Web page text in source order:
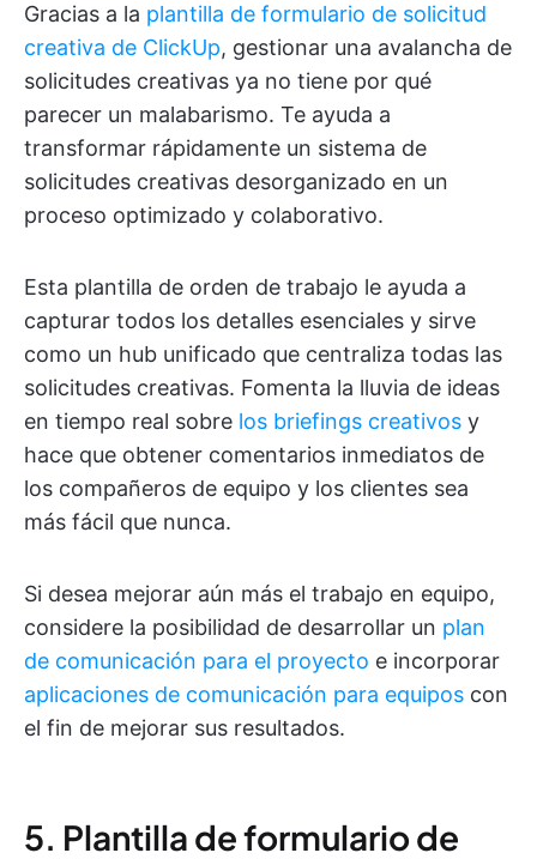
Gracias a la plantilla de formulario de solicitud
creativa de ClickUp, gestionar una avalancha de
solicitudes creativas ya no tiene por qué
parecer un malabarismo. Te ayuda a
transformar rápidamente un sistema de
solicitudes creativas desorganizado en un
proceso optimizado y colaborativo.
Esta plantilla de orden de trabajo le ayuda a
capturar todos los detalles esenciales y sirve
como un hub unificado que centraliza todas las
solicitudes creativas. Fomenta la lluvia de ideas
en tiempo real sobre los briefings creativos y
hace que obtener comentarios inmediatos de
los compañeros de equipo y los clientes sea
más fácil que nunca.
Si desea mejorar aún más el trabajo en equipo,
considere la posibilidad de desarrollar un plan
de comunicación para el proyecto e incorporar
aplicaciones de comunicación para equipos con
el fin de mejorar sus resultados.
5. Plantilla de formulario de